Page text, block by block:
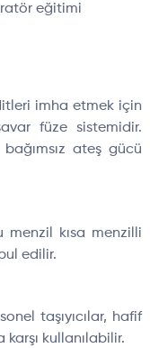
eğitimi
imha etmek için
füze sistemidir.
ateş gücü
menzil kısa menzilli
edilir.
taşıyıcılar, hafif
kullanılabilir.